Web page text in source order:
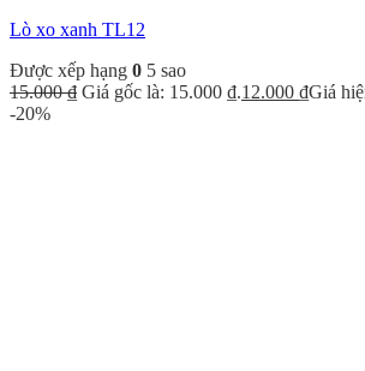
Lò xo xanh TL12
Được xếp hạng 0 5 sao
15.000₫ Giá gốc là: 15.000 ₫.12.000 ₫Giá
-20%